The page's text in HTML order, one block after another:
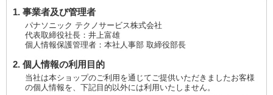
1. 事業者及び管理者
パナソニック テクノサービス株式会社
代表取締役社長：井上富雄
個人情報保護管理者：本社人事部 取締役部長
2. 個人情報の利用目的
当社は本ショップのご利用を通じてご提供いただきましたお客様
の個人情報を、下記目的以外には利用いたしません。